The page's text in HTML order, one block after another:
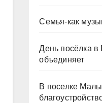
Семья-как
День посёлка
объединяет
В поселке